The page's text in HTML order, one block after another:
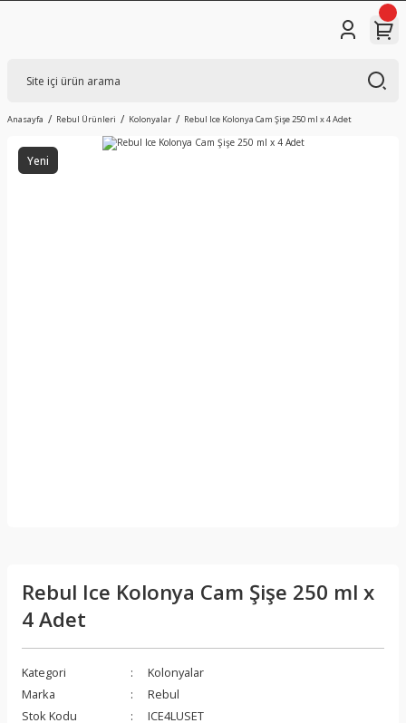
Anasayfa Rebul Ürünleri Kolonyalar Rebul Ice Kolonya Cam Şişe 250 ml x 4 Adet
Yeni
Rebul Ice Kolonya Cam Şişe 250 ml x
4 Adet
Kategori
Kolonyalar
Marka
Rebul
Stok Kodu
ICE4LUSET